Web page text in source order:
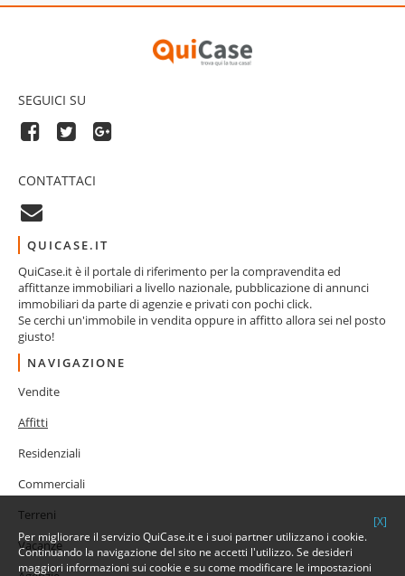
SEGUICI SU
CONTATTACI
QUICASE.IT
QuiCase.it è il portale di riferimento per la compravendita ed
affittanze immobiliari a livello nazionale, pubblicazione di annunci
immobiliari da parte di agenzie e privati con pochi click.
Se cerchi un'immobile in vendita oppure in affitto allora sei nel posto
giusto!
NAVIGAZIONE
Vendite
Affitti
Residenziali
Commerciali
Terreni
Vacanze
[X]
Per migliorare il servizio QuiCase.it e i suoi partner utilizzano i cookie.
Continuando la navigazione del sito ne accetti l'utilizzo. Se desideri
maggiori informazioni sui cookie e su come modificare le impostazioni